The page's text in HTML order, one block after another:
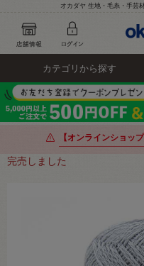
オカダヤ 生地・毛糸・手芸
カテゴリから探す
【オンラインショッ
完売しました